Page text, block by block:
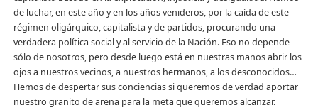
de luchar, en este año y en los años venideros, por la caída de este
régimen oligárquico, capitalista y de partidos, procurando una
verdadera política social y al servicio de la Nación. Eso no depende
sólo de nosotros, pero desde luego está en nuestras manos abrir los
ojos a nuestros vecinos, a nuestros hermanos, a los desconocidos…
Hemos de despertar sus conciencias si queremos de verdad aportar
nuestro granito de arena para la meta que queremos alcanzar.